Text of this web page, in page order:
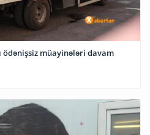
ödənişsiz müayinələri davam